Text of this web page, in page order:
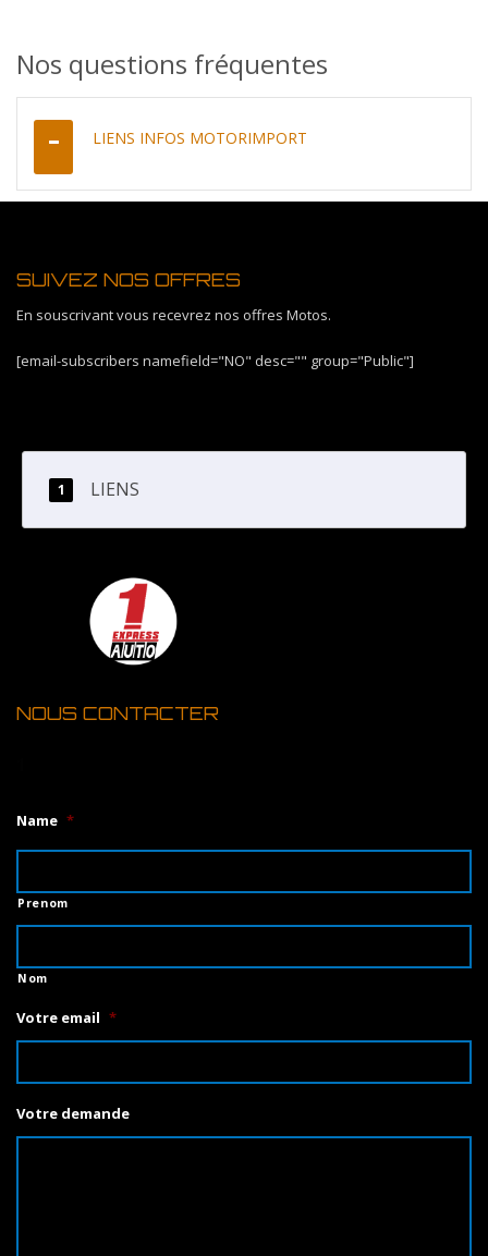
Nos questions fréquentes
LIENS INFOS MOTORIMPORT
SUIVEZ NOS OFFRES
En souscrivant vous recevrez nos offres Motos.
[email-subscribers namefield="NO" desc="" group="Public"]
LIENS
NOUS CONTACTER
Name *
Prenom
Nom
Votre email *
Votre demande